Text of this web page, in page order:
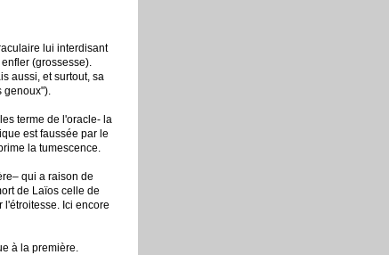
lui interdisant
(grossesse).
aussi, et surtout, sa
genoux").
terme de l'oracle- la
est faussée par le
la tumescence.
qui a raison de
de Laïos celle de
l'étroitesse. Ici encore
à la première.